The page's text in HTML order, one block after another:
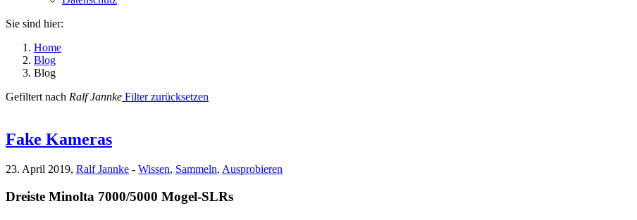
Sie sind hier:
Home
Blog
Blog
Gefiltert nach Ralf Jannke Filter zurücksetzen
Fake Kameras
23. April 2019, Ralf Jannke - Wissen, Sammeln, Ausprobieren
Dreiste Minolta 7000/5000 Mogel-SLRs